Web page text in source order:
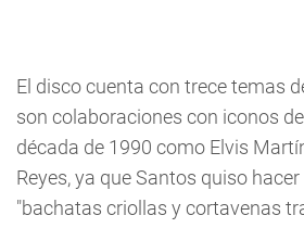
El disco cuenta con trece temas
son colaboraciones con iconos
década de 1990 como Elvis
Reyes, ya que Santos quiso
"bachatas criollas y cortavenas